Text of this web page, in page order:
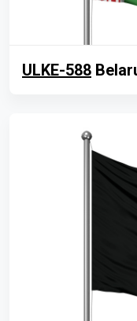
ULKE-588